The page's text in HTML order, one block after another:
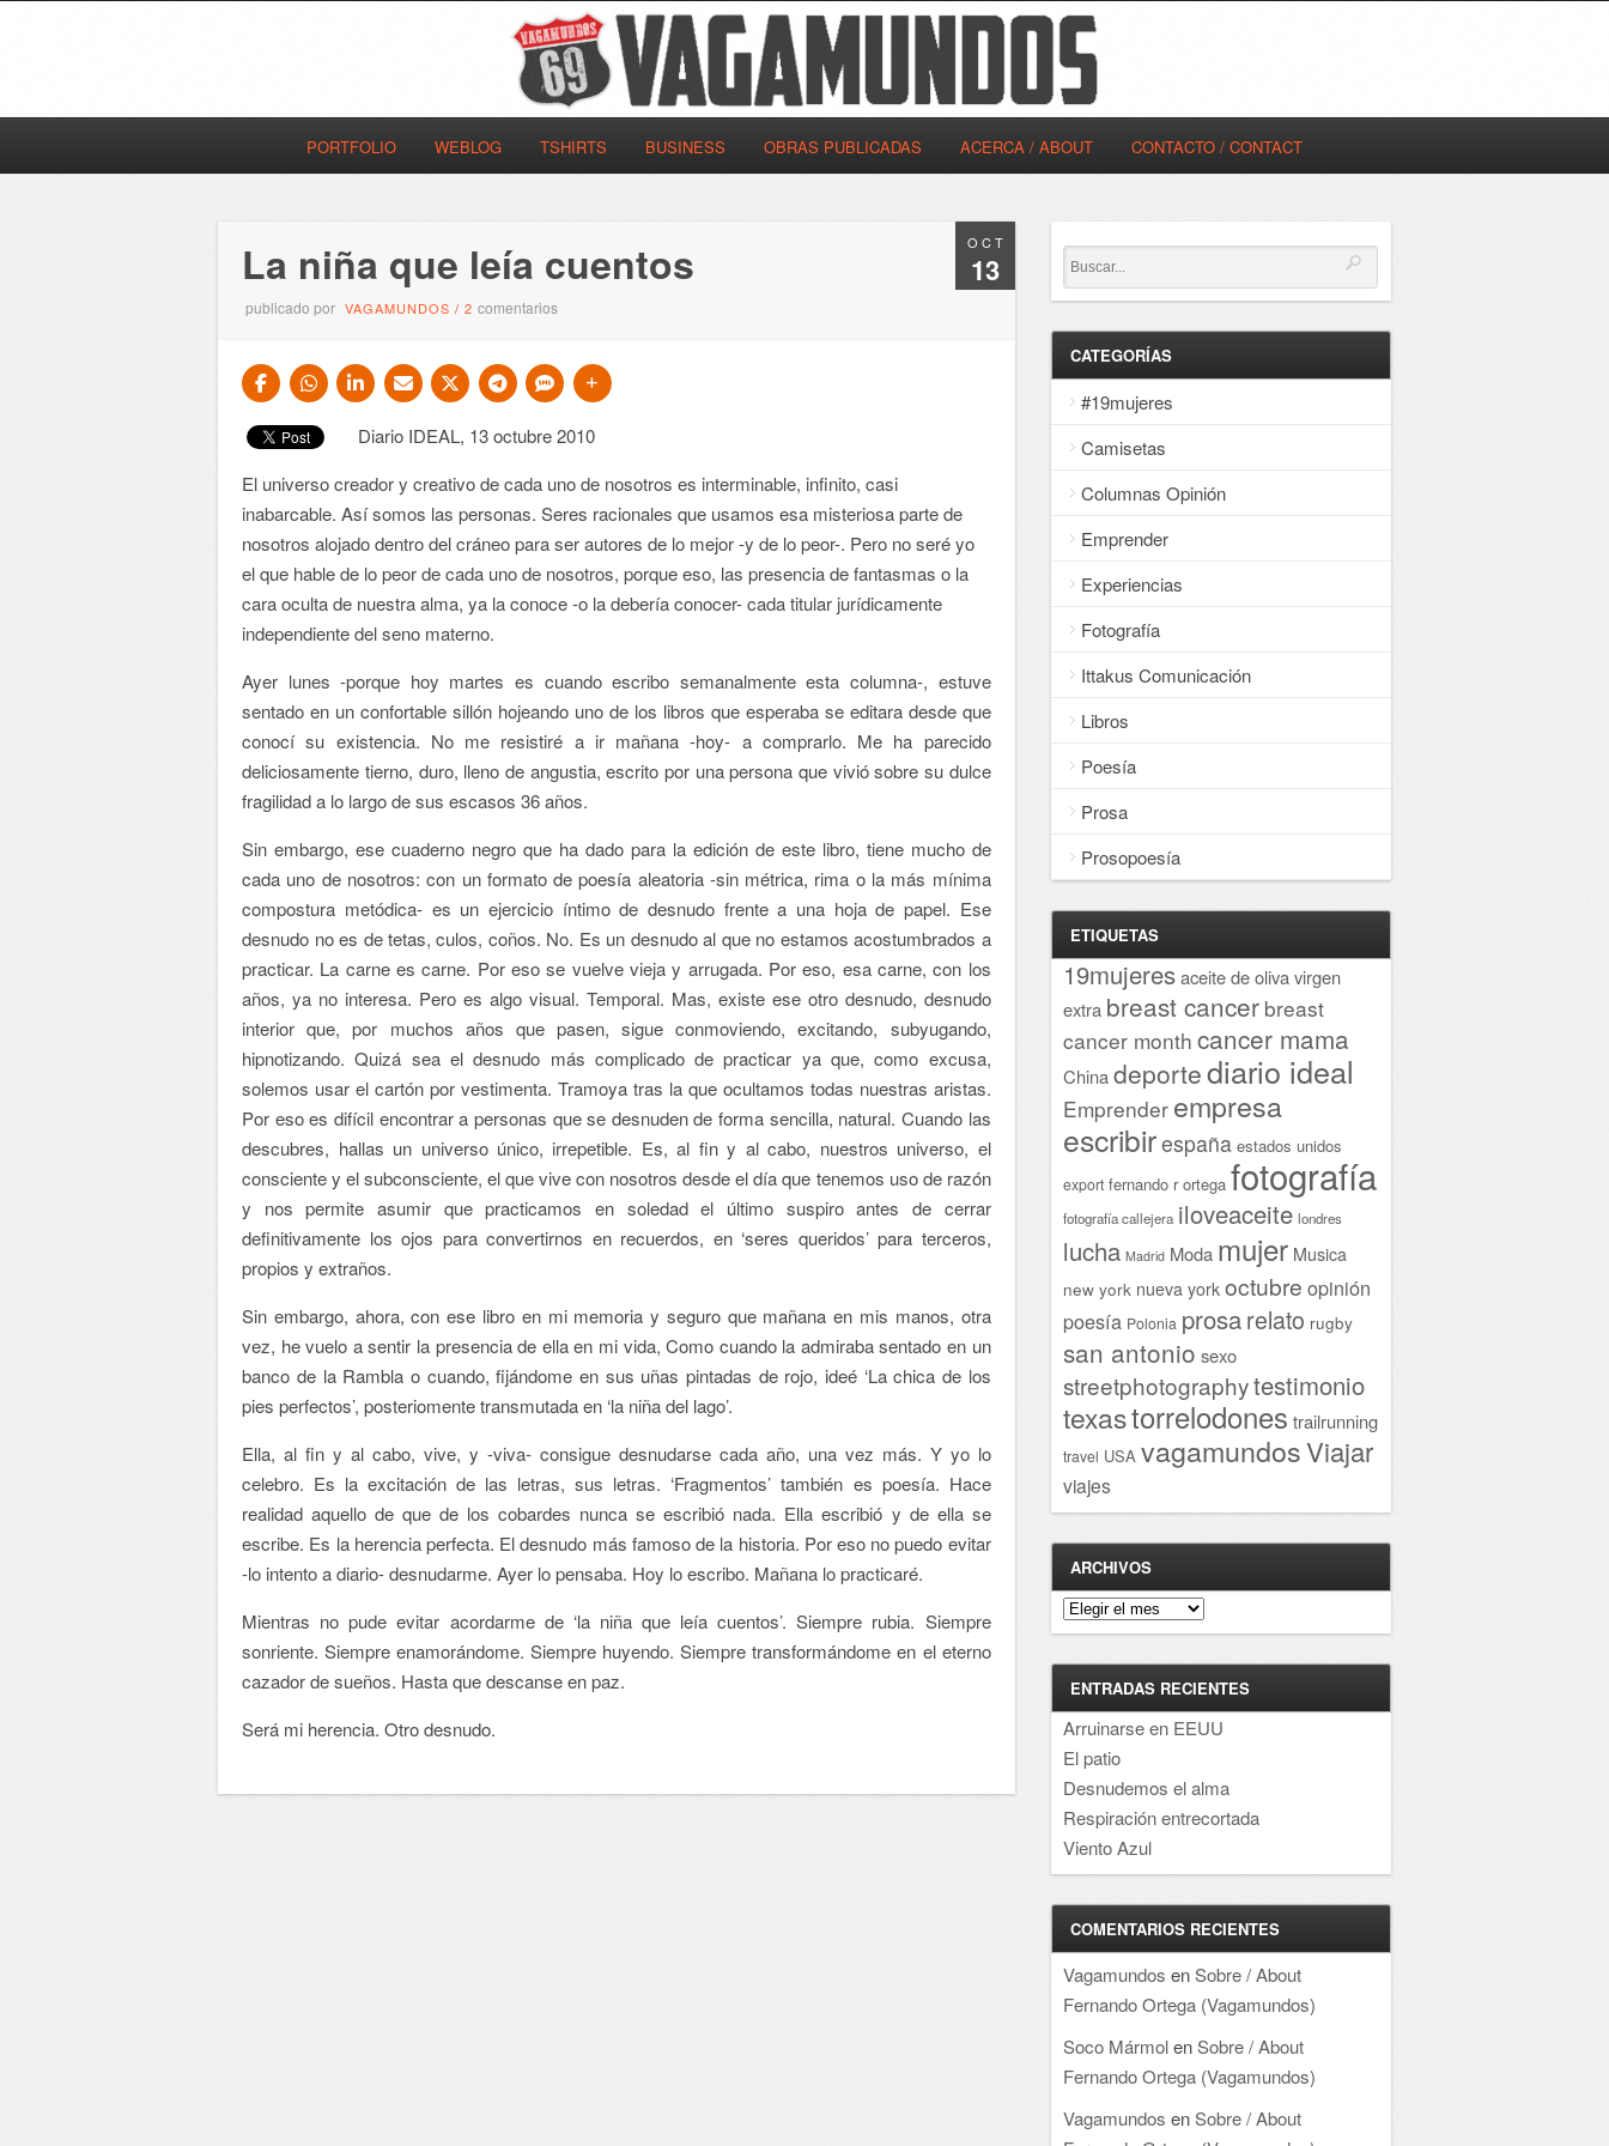
PORTFOLIO WEBLOG TSHIRTS BUSINESS OBRAS PUBLICADAS ACERCA / ABOUT CONTACTO / CONTACT
OCT
13
La niña que leía cuentos
publicado por VAGAMUNDOS /2comentarios
Diario IDEAL, 13 octubre 2010
El universo creador y creativo de cada uno de nosotros es interminable, infinito, casi
inabarcable. Así somos las personas. Seres racionales que usamos esa misteriosa parte de
nosotros alojado dentro del cráneo para ser autores de lo mejor -y de lo peor-. Pero no seré yo
el que hable de lo peor de cada uno de nosotros, porque eso, las presencia de fantasmas o la
cara oculta de nuestra alma, ya la conoce -o la debería conocer- cada titular jurídicamente
independiente del seno materno.
Ayer lunes -porque hoy martes es cuando escribo semanalmente esta columna-, estuve
sentado en un confortable sillón hojeando uno de los libros que esperaba se editara desde que
conocí su existencia. No me resistiré a ir mañana -hoy- a comprarlo. Me ha parecido
deliciosamente tierno, duro, lleno de angustia, escrito por una persona que vivió sobre su dulce
fragilidad a lo largo de sus escasos 36 años.
Sin embargo, ese cuaderno negro que ha dado para la edición de este libro, tiene mucho de
cada uno de nosotros: con un formato de poesía aleatoria -sin métrica, rima o la más mínima
compostura metódica- es un ejercicio íntimo de desnudo frente a una hoja de papel. Ese
desnudo no es de tetas, culos, coños. No. Es un desnudo al que no estamos acostumbrados a
practicar. La carne es carne. Por eso se vuelve vieja y arrugada. Por eso, esa carne, con los
años, ya no interesa. Pero es algo visual. Temporal. Mas, existe ese otro desnudo, desnudo
interior que, por muchos años que pasen, sigue conmoviendo, excitando, subyugando,
hipnotizando. Quizá sea el desnudo más complicado de practicar ya que, como excusa,
solemos usar el cartón por vestimenta. Tramoya tras la que ocultamos todas nuestras aristas.
Por eso es difícil encontrar a personas que se desnuden de forma sencilla, natural. Cuando las
descubres, hallas un universo único, irrepetible. Es, al fin y al cabo, nuestros universo, el
consciente y el subconsciente, el que vive con nosotros desde el día que tenemos uso de razón
y nos permite asumir que practicamos en soledad el último suspiro antes de cerrar
definitivamente los ojos para convertirnos en recuerdos, en ‘seres queridos’ para terceros,
propios y extraños.
Sin embargo, ahora, con ese libro en mi memoria y seguro que mañana en mis manos, otra
vez, he vuelo a sentir la presencia de ella en mi vida, Como cuando la admiraba sentado en un
banco de la Rambla o cuando, fijándome en sus uñas pintadas de rojo, ideé ‘La chica de los
pies perfectos’, posteriomente transmutada en ‘la niña del lago’.
Ella, al fin y al cabo, vive, y -viva- consigue desnudarse cada año, una vez más. Y yo lo
celebro. Es la excitación de las letras, sus letras. ‘Fragmentos’ también es poesía. Hace
realidad aquello de que de los cobardes nunca se escribió nada. Ella escribió y de ella se
escribe. Es la herencia perfecta. El desnudo más famoso de la historia. Por eso no puedo evitar
-lo intento a diario- desnudarme. Ayer lo pensaba. Hoy lo escribo. Mañana lo practicaré.
Mientras no pude evitar acordarme de ‘la niña que leía cuentos’. Siempre rubia. Siempre
sonriente. Siempre enamorándome. Siempre huyendo. Siempre transformándome en el eterno
cazador de sueños. Hasta que descanse en paz.
Será mi herencia. Otro desnudo.
CATEGORÍAS
#19mujeres
Camisetas
Columnas Opinión
Emprender
Experiencias
Fotografía
Ittakus Comunicación
Libros
Poesía
Prosa
Prosopoesía
ETIQUETAS
19mujeresaceite de oliva virgen
extra breast cancer breast
cancer month cancer mama
Chinadeportediario ideal
Emprender empresa
escribirespaña estados unidos
export fernando r ortega fotografía
fotografía callejera iloveaceite londres
lucha Madrid Moda mujer Musica
new york nueva york octubre opinión
poesía Polonia prosarelato rugby
san antonio sexo
streetphotographytestimonio
texastorrelodones trailrunning
travel USA vagamundosViajar
viajes
ARCHIVOS
Archivos
ENTRADAS RECIENTES
Arruinarse en EEUU
El patio
Desnudemos el alma
Respiración entrecortada
Viento Azul
COMENTARIOS RECIENTES
Vagamundos enSobre / About
Fernando Ortega (Vagamundos)
Soco MármolenSobre / About
Fernando Ortega (Vagamundos)
Vagamundos enSobre / About